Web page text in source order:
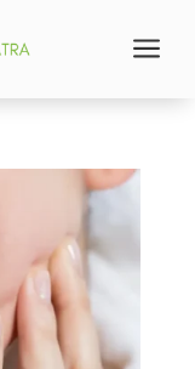
a